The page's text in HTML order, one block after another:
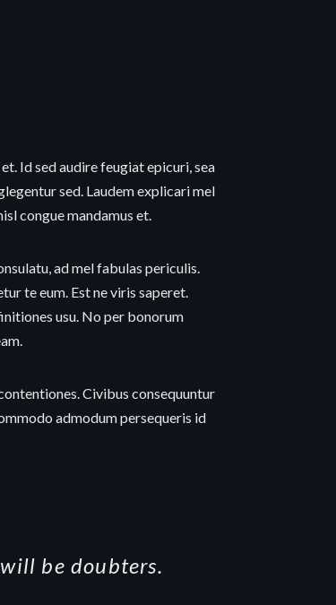
Id sed audire feugiat epicuri, sea
sed. Laudem explicari mel
congue mandamus et.
ad mel fabulas periculis.
te eum. Est ne viris saperet.
usu. No per bonorum
Civibus consequuntur
admodum persequeris id
be doubters.